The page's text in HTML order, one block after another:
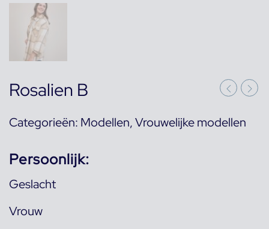
Rosalien B
Categorieën: Modellen,Vrouwelijke modellen
Persoonlijk:
Geslacht
Vrouw